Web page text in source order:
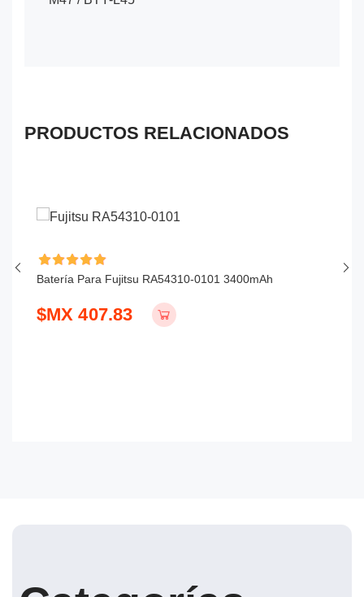
PRODUCTOS RELACIONADOS
Batería Para Fujitsu RA54310-0101 3400mAh
$MX 407.83